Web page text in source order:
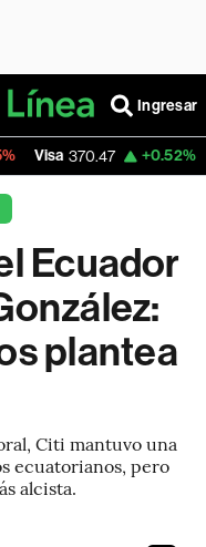
Ingresar
+0.52%
Ecuador
plantea
Citi mantuvo una
ecuatorianos, pero
alcista.